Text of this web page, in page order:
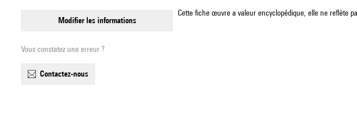
modifier les informations
Vous constatez une erreur ?
contactez-nous
Cette fiche œuvre a valeur encyclopédique, elle ne reflète